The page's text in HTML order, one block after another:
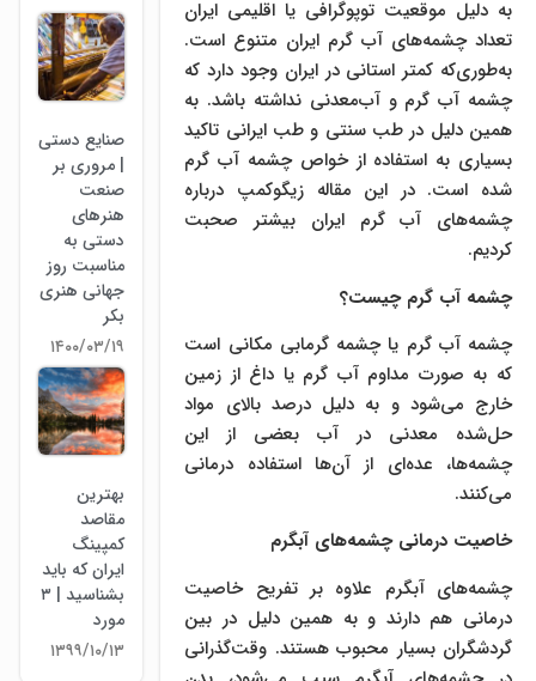
به دلیل موقعیت توپوگرافی یا اقلیمی ‌‌ایران
تعداد چشمه‌های آب گرم ایران متنوع است.
به‌طوری‌که کمتر استانی در ایران وجود دارد که
چشمه آب گرم و آب‌معدنی نداشته باشد. به
همین دلیل در طب سنتی و طب ایرانی تاکید
بسیاری به استفاده از خواص چشمه آب گرم
شده است. در این مقاله زیگوکمپ درباره
چشمه‌های آب گرم ایران بیشتر صحبت
کردیم.
چشمه آب گرم چیست؟
چشمه آب گرم یا چشمه گرمابی مکانی است
که به صورت مداوم آب گرم یا داغ از زمین
خارج می‌شود و به دلیل درصد بالای مواد
حل‌شده معدنی در آب بعضی از این
چشمه‌ها، عده‌ای از ‌‌‌‌آن‌‌ها استفاده درمانی
می‌کنند.
خاصیت درمانی چشمه‌های آبگرم
چشمه‌های آبگرم علاوه بر تفریح خاصیت
درمانی هم دارند و به همین دلیل در بین
گردشگران بسیار محبوب هستند. وقت‌گذرانی
صنایع دستی
| مروری بر
صنعت
هنرهای
دستی به
مناسبت روز
جهانی هنری
بکر
۱۴۰۰/۰۳/۱۹
بهترین
مقاصد
کمپینگ
ایران که باید
بشناسید | ۳
مورد
۱۳۹۹/۱۰/۱۳